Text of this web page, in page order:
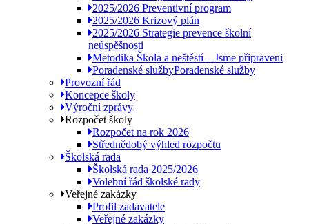
2025/2026 Preventivní program
2025/2026 Krizový plán
2025/2026 Strategie prevence školní
neúspěšnosti
Metodika Škola a neštěstí – Jsme připraveni
Poradenské službyPoradenské služby
Provozní řád
Koncepce školy
Výroční zprávy
Rozpočet školy
Rozpočet na rok 2026
Střednědobý výhled rozpočtu
Školská rada
Školská rada 2025/2026
Volební řád školské rady
Veřejné zakázky
Profil zadavatele
Veřejné zakázky